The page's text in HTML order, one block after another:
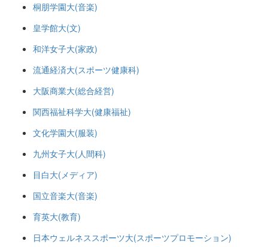
桐朋学園大(音楽)
皇学館大(文)
和洋女子大(家政)
流通経済大(スポーツ健康科)
大阪商業大(総合経営)
関西福祉科学大(健康福祉)
文化学園大(服装)
九州女子大(人間科)
目白大(メディア)
国立音楽大(音楽)
育英大(教育)
日本ウェルネススポーツ大(スポーツプロモーション)